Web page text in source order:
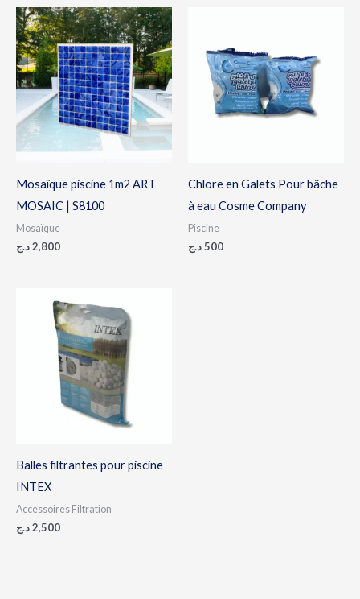
Mosaïque piscine 1m2 ART
MOSAIC | S8100
Mosaïque
2,800د.ج
Chlore en Galets Pour bâche
à eau Cosme Company
Piscine
500د.ج
Balles filtrantes pour piscine
INTEX
Accessoires Filtration
2,500د.ج